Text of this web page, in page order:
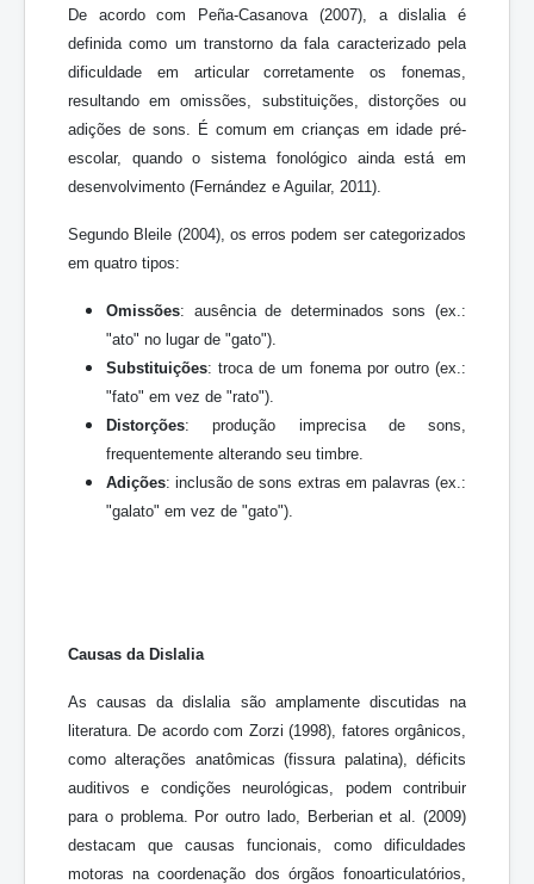
De acordo com Peña-Casanova (2007), a dislalia é
definida como um transtorno da fala caracterizado pela
dificuldade em articular corretamente os fonemas,
resultando em omissões, substituições, distorções ou
adições de sons. É comum em crianças em idade pré-
escolar, quando o sistema fonológico ainda está em
desenvolvimento (Fernández e Aguilar, 2011).
Segundo Bleile (2004), os erros podem ser categorizados
em quatro tipos:
Omissões: ausência de determinados sons (ex.:
"ato" no lugar de "gato").
Substituições: troca de um fonema por outro (ex.:
"fato" em vez de "rato").
Distorções: produção imprecisa de sons,
frequentemente alterando seu timbre.
Adições: inclusão de sons extras em palavras (ex.:
"galato" em vez de "gato").
Causas da Dislalia
As causas da dislalia são amplamente discutidas na
literatura. De acordo com Zorzi (1998), fatores orgânicos,
como alterações anatômicas (fissura palatina), déficits
auditivos e condições neurológicas, podem contribuir
para o problema. Por outro lado, Berberian et al. (2009)
destacam que causas funcionais, como dificuldades
motoras na coordenação dos órgãos fonoarticulatórios,